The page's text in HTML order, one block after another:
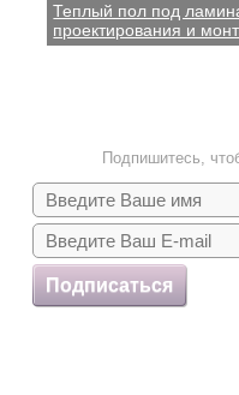
Теплый пол под
проектирования и
Подпишитесь,
Подписаться